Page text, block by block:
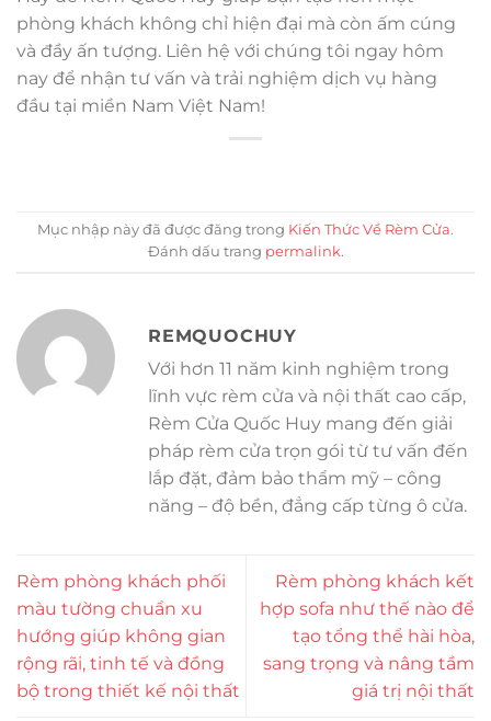
phòng khách không chỉ hiện đại mà còn ấm cúng
và đầy ấn tượng. Liên hệ với chúng tôi ngay hôm
nay để nhận tư vấn và trải nghiệm dịch vụ hàng
đầu tại miền Nam Việt Nam!
Mục nhập này đã được đăng trong Kiến Thức Về Rèm Cửa.
Đánh dấu trang permalink.
REMQUOCHUY
Với hơn 11 năm kinh nghiệm trong
lĩnh vực rèm cửa và nội thất cao cấp,
Rèm Cửa Quốc Huy mang đến giải
pháp rèm cửa trọn gói từ tư vấn đến
lắp đặt, đảm bảo thẩm mỹ – công
năng – độ bền, đẳng cấp từng ô cửa.
Rèm phòng khách phối
màu tường chuẩn xu
hướng giúp không gian
rộng rãi, tinh tế và đồng
bộ trong thiết kế nội thất
Rèm phòng khách kết
hợp sofa như thế nào để
tạo tổng thể hài hòa,
sang trọng và nâng tầm
giá trị nội thất